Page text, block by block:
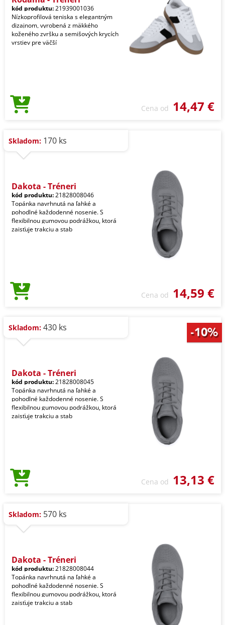
kód produktu:21939001036
Nízkoprofilová teniska s elegantným
dizajnom, vyrobená z mäkkého
koženého zvršku a semišových krycích
vrstiev pre väčší
Cena od 14,47 €
Skladom: 170 ks
Dakota - Tréneri
kód produktu:21828008046
Topánka navrhnutá na ľahké a
pohodlné každodenné nosenie. S
flexibilnou gumovou podrážkou, ktorá
zaisťuje trakciu a stab
Cena od 14,59 €
Skladom: 430 ks
Dakota - Tréneri
kód produktu:21828008045
Topánka navrhnutá na ľahké a
pohodlné každodenné nosenie. S
flexibilnou gumovou podrážkou, ktorá
zaisťuje trakciu a stab
Cena od 13,13 €
Skladom: 570 ks
Dakota - Tréneri
kód produktu:21828008044
Topánka navrhnutá na ľahké a
pohodlné každodenné nosenie. S
flexibilnou gumovou podrážkou, ktorá
zaisťuje trakciu a stab